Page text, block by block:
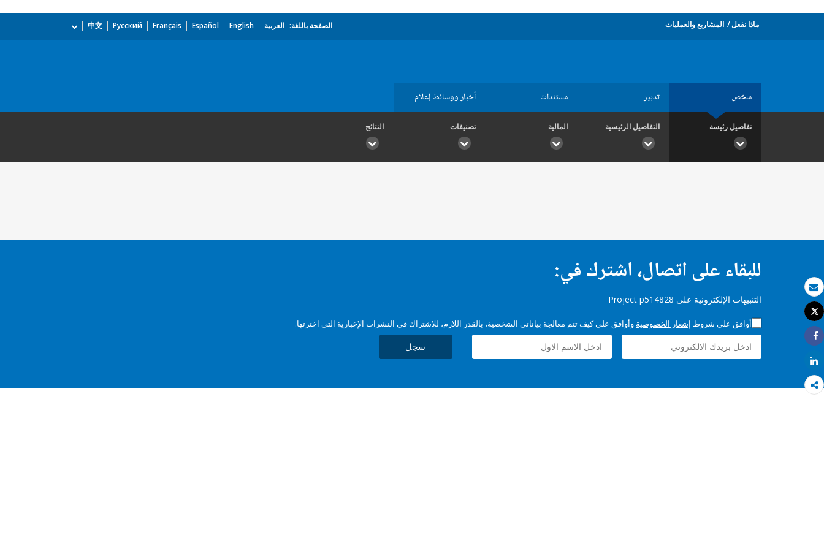
بريد الكتروني
طباعة
Tweet
Share
Share
ماذا نفعل المشاريع والعمليات الصفحة باللغة: العربية English
Español
Français
Русский
中文
ملخص تدبير مستندات أخبار ووسائط إعلام
تفاصيل رئيسة التفاصيل الرئيسية المالية تصنيفات النتائج
للبقاء على اتصال، اشترك في:
التنبيهات الإلكترونية على Project p514828
أوافق على شروط إشعار الخصوصية وأوافق على كيف تتم معالجة بياناتي الشخصية، بالقدر اللازم، للاشتراك في النشرات الإخبارية التي اخترتها.
سجل